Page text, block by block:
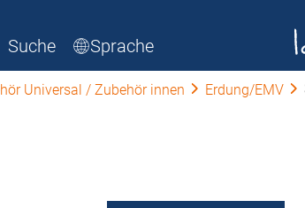
Suche Sprache
Universal / Zubehör innen Erdung/EMV